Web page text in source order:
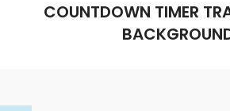
COUNTDOWN TIMER